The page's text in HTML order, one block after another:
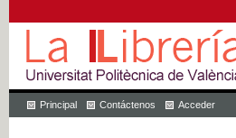
Principal Contáctenos Acceder